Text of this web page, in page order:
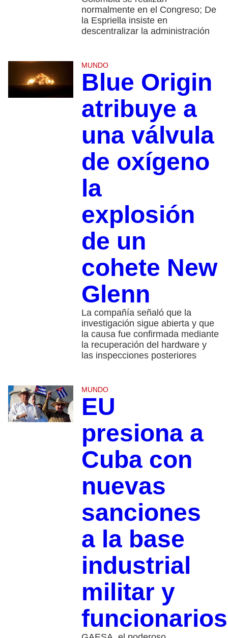
normalmente en el Congreso; De
la Espriella insiste en
descentralizar la administración
MUNDO
Blue Origin
atribuye a
una válvula
de oxígeno
la
explosión
de un
cohete New
Glenn
La compañía señaló que la
investigación sigue abierta y que
la causa fue confirmada mediante
la recuperación del hardware y
las inspecciones posteriores
MUNDO
EU
presiona a
Cuba con
nuevas
sanciones
a la base
industrial
militar y
funcionarios